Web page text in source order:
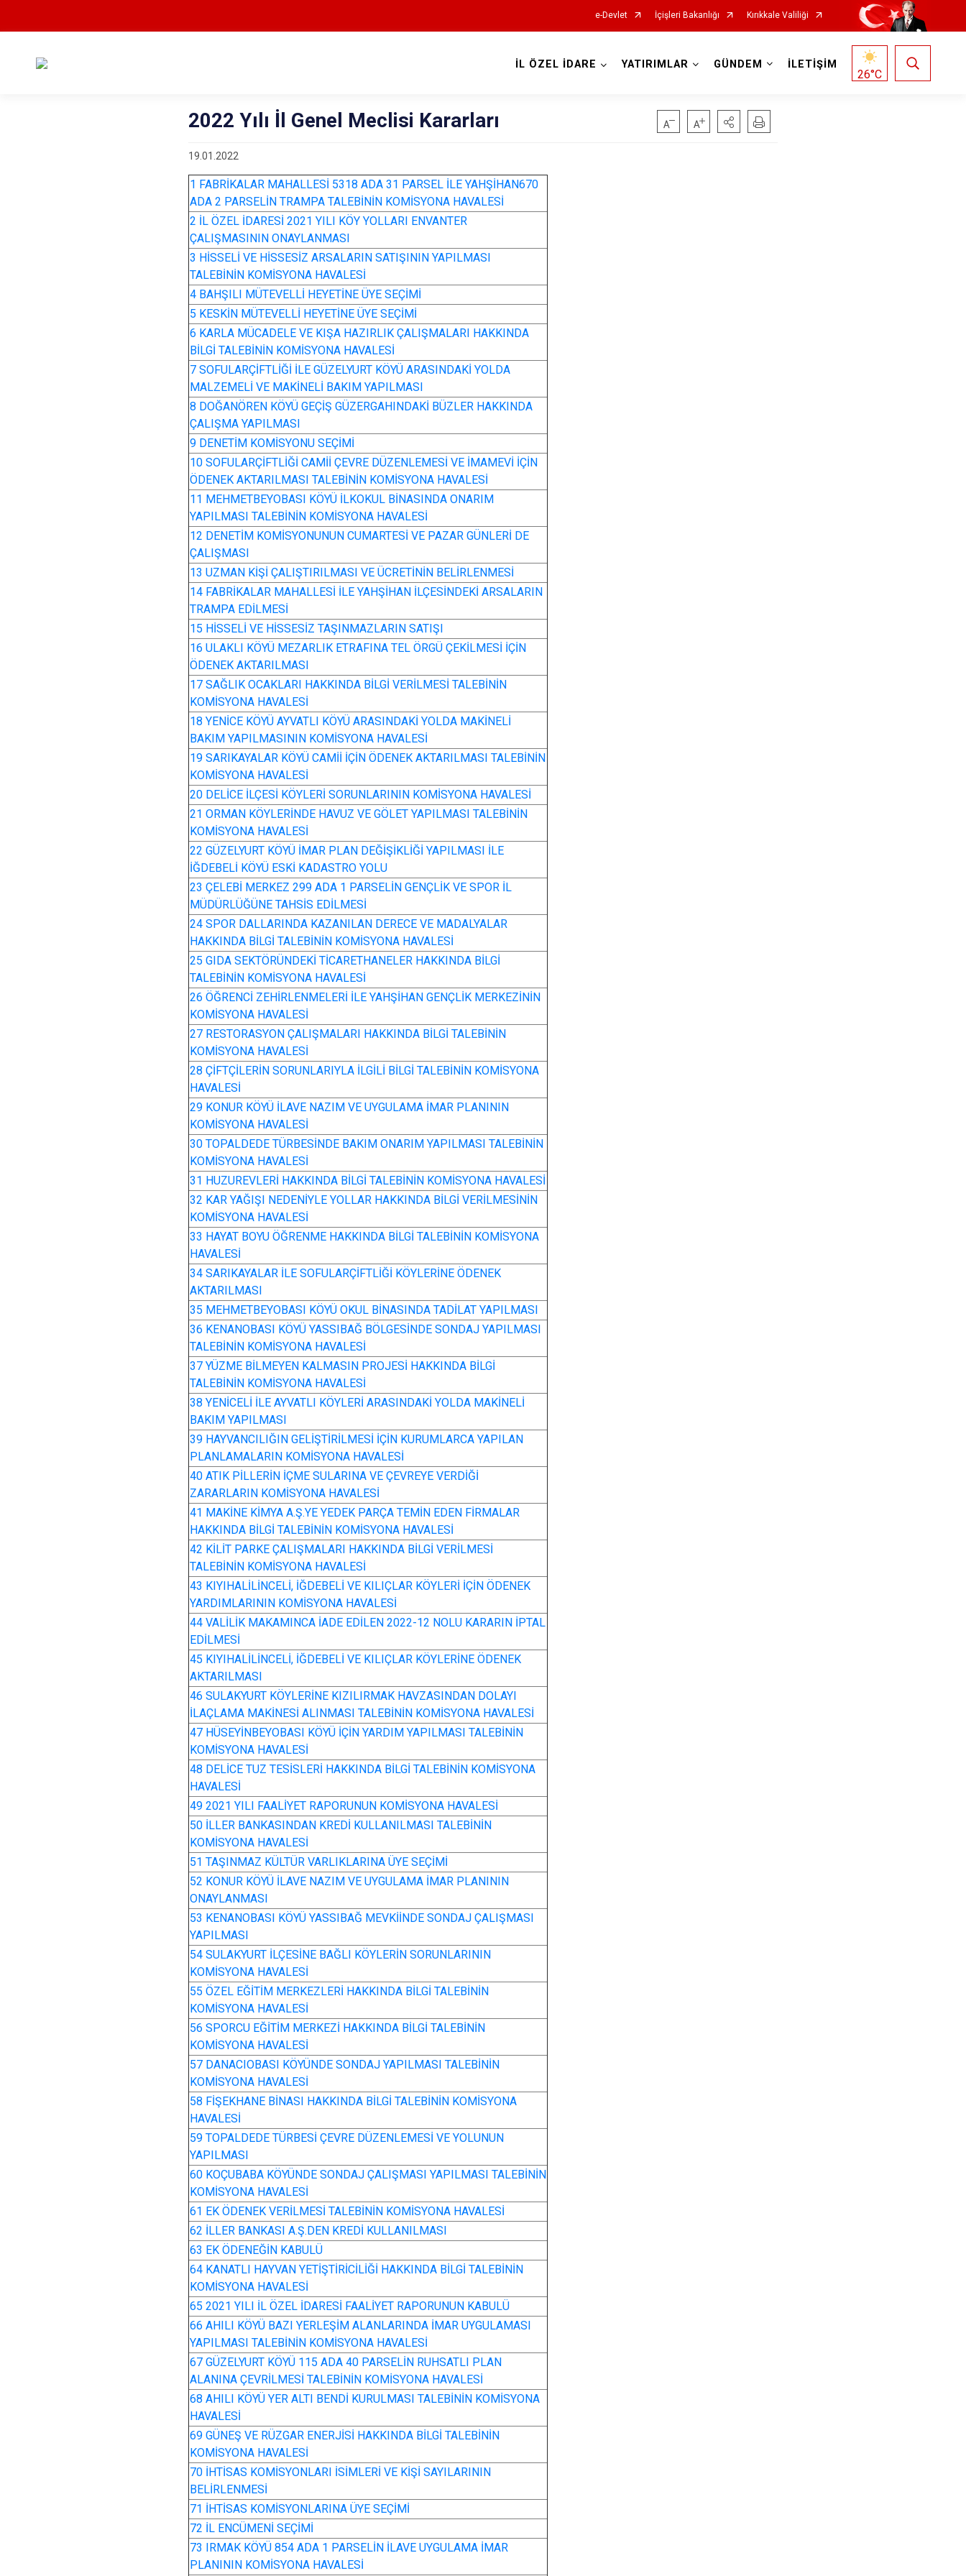
e-Devlet İçişleri Bakanlığı Kırıkkale Valiliği
İL ÖZEL İDARE YATIRIMLAR GÜNDEM İLETİŞİM
26°C
2022 Yılı İl Genel Meclisi Kararları
19.01.2022
1 FABRİKALAR MAHALLESİ 5318 ADA 31 PARSEL İLE YAHŞİHAN670
ADA 2 PARSELİN TRAMPA TALEBİNİN KOMİSYONA HAVALESİ
2 İL ÖZEL İDARESİ 2021 YILI KÖY YOLLARI ENVANTER
ÇALIŞMASININ ONAYLANMASI
3 HİSSELİ VE HİSSESİZ ARSALARIN SATIŞININ YAPILMASI
TALEBİNİN KOMİSYONA HAVALESİ
4 BAHŞILI MÜTEVELLİ HEYETİNE ÜYE SEÇİMİ
5 KESKİN MÜTEVELLİ HEYETİNE ÜYE SEÇİMİ
6 KARLA MÜCADELE VE KIŞA HAZIRLIK ÇALIŞMALARI HAKKINDA
BİLGİ TALEBİNİN KOMİSYONA HAVALESİ
7 SOFULARÇİFTLİĞİ İLE GÜZELYURT KÖYÜ ARASINDAKİ YOLDA
MALZEMELİ VE MAKİNELİ BAKIM YAPILMASI
8 DOĞANÖREN KÖYÜ GEÇİŞ GÜZERGAHINDAKİ BÜZLER HAKKINDA
ÇALIŞMA YAPILMASI
9 DENETİM KOMİSYONU SEÇİMİ
10 SOFULARÇİFTLİĞİ CAMİİ ÇEVRE DÜZENLEMESİ VE İMAMEVİ İÇİN
ÖDENEK AKTARILMASI TALEBİNİN KOMİSYONA HAVALESİ
11 MEHMETBEYOBASI KÖYÜ İLKOKUL BİNASINDA ONARIM
YAPILMASI TALEBİNİN KOMİSYONA HAVALESİ
12 DENETİM KOMİSYONUNUN CUMARTESİ VE PAZAR GÜNLERİ DE
ÇALIŞMASI
13 UZMAN KİŞİ ÇALIŞTIRILMASI VE ÜCRETİNİN BELİRLENMESİ
14 FABRİKALAR MAHALLESİ İLE YAHŞİHAN İLÇESİNDEKİ ARSALARIN
TRAMPA EDİLMESİ
15 HİSSELİ VE HİSSESİZ TAŞINMAZLARIN SATIŞI
16 ULAKLI KÖYÜ MEZARLIK ETRAFINA TEL ÖRGÜ ÇEKİLMESİ İÇİN
ÖDENEK AKTARILMASI
17 SAĞLIK OCAKLARI HAKKINDA BİLGİ VERİLMESİ TALEBİNİN
KOMİSYONA HAVALESİ
18 YENİCE KÖYÜ AYVATLI KÖYÜ ARASINDAKİ YOLDA MAKİNELİ
BAKIM YAPILMASININ KOMİSYONA HAVALESİ
19 SARIKAYALAR KÖYÜ CAMİİ İÇİN ÖDENEK AKTARILMASI TALEBİNİN
KOMİSYONA HAVALESİ
20 DELİCE İLÇESİ KÖYLERİ SORUNLARININ KOMİSYONA HAVALESİ
21 ORMAN KÖYLERİNDE HAVUZ VE GÖLET YAPILMASI TALEBİNİN
KOMİSYONA HAVALESİ
22 GÜZELYURT KÖYÜ İMAR PLAN DEĞİŞİKLİĞİ YAPILMASI İLE
İĞDEBELİ KÖYÜ ESKİ KADASTRO YOLU
23 ÇELEBİ MERKEZ 299 ADA 1 PARSELİN GENÇLİK VE SPOR İL
MÜDÜRLÜĞÜNE TAHSİS EDİLMESİ
24 SPOR DALLARINDA KAZANILAN DERECE VE MADALYALAR
HAKKINDA BİLGİ TALEBİNİN KOMİSYONA HAVALESİ
25 GIDA SEKTÖRÜNDEKİ TİCARETHANELER HAKKINDA BİLGİ
TALEBİNİN KOMİSYONA HAVALESİ
26 ÖĞRENCİ ZEHİRLENMELERİ İLE YAHŞİHAN GENÇLİK MERKEZİNİN
KOMİSYONA HAVALESİ
27 RESTORASYON ÇALIŞMALARI HAKKINDA BİLGİ TALEBİNİN
KOMİSYONA HAVALESİ
28 ÇİFTÇİLERİN SORUNLARIYLA İLGİLİ BİLGİ TALEBİNİN KOMİSYONA
HAVALESİ
29 KONUR KÖYÜ İLAVE NAZIM VE UYGULAMA İMAR PLANININ
KOMİSYONA HAVALESİ
30 TOPALDEDE TÜRBESİNDE BAKIM ONARIM YAPILMASI TALEBİNİN
KOMİSYONA HAVALESİ
31 HUZUREVLERİ HAKKINDA BİLGİ TALEBİNİN KOMİSYONA HAVALESİ
32 KAR YAĞIŞI NEDENİYLE YOLLAR HAKKINDA BİLGİ VERİLMESİNİN
KOMİSYONA HAVALESİ
33 HAYAT BOYU ÖĞRENME HAKKINDA BİLGİ TALEBİNİN KOMİSYONA
HAVALESİ
34 SARIKAYALAR İLE SOFULARÇİFTLİĞİ KÖYLERİNE ÖDENEK
AKTARILMASI
35 MEHMETBEYOBASI KÖYÜ OKUL BİNASINDA TADİLAT YAPILMASI
36 KENANOBASI KÖYÜ YASSIBAĞ BÖLGESİNDE SONDAJ YAPILMASI
TALEBİNİN KOMİSYONA HAVALESİ
37 YÜZME BİLMEYEN KALMASIN PROJESİ HAKKINDA BİLGİ
TALEBİNİN KOMİSYONA HAVALESİ
38 YENİCELİ İLE AYVATLI KÖYLERİ ARASINDAKİ YOLDA MAKİNELİ
BAKIM YAPILMASI
39 HAYVANCILIĞIN GELİŞTİRİLMESİ İÇİN KURUMLARCA YAPILAN
PLANLAMALARIN KOMİSYONA HAVALESİ
40 ATIK PİLLERİN İÇME SULARINA VE ÇEVREYE VERDİĞİ
ZARARLARIN KOMİSYONA HAVALESİ
41 MAKİNE KİMYA A.Ş.YE YEDEK PARÇA TEMİN EDEN FİRMALAR
HAKKINDA BİLGİ TALEBİNİN KOMİSYONA HAVALESİ
42 KİLİT PARKE ÇALIŞMALARI HAKKINDA BİLGİ VERİLMESİ
TALEBİNİN KOMİSYONA HAVALESİ
43 KIYIHALİLİNCELİ, İĞDEBELİ VE KILIÇLAR KÖYLERİ İÇİN ÖDENEK
YARDIMLARININ KOMİSYONA HAVALESİ
44 VALİLİK MAKAMINCA İADE EDİLEN 2022-12 NOLU KARARIN İPTAL
EDİLMESİ
45 KIYIHALİLİNCELİ, İĞDEBELİ VE KILIÇLAR KÖYLERİNE ÖDENEK
AKTARILMASI
46 SULAKYURT KÖYLERİNE KIZILIRMAK HAVZASINDAN DOLAYI
İLAÇLAMA MAKİNESİ ALINMASI TALEBİNİN KOMİSYONA HAVALESİ
47 HÜSEYİNBEYOBASI KÖYÜ İÇİN YARDIM YAPILMASI TALEBİNİN
KOMİSYONA HAVALESİ
48 DELİCE TUZ TESİSLERİ HAKKINDA BİLGİ TALEBİNİN KOMİSYONA
HAVALESİ
49 2021 YILI FAALİYET RAPORUNUN KOMİSYONA HAVALESİ
50 İLLER BANKASINDAN KREDİ KULLANILMASI TALEBİNİN
KOMİSYONA HAVALESİ
51 TAŞINMAZ KÜLTÜR VARLIKLARINA ÜYE SEÇİMİ
52 KONUR KÖYÜ İLAVE NAZIM VE UYGULAMA İMAR PLANININ
ONAYLANMASI
53 KENANOBASI KÖYÜ YASSIBAĞ MEVKİİNDE SONDAJ ÇALIŞMASI
YAPILMASI
54 SULAKYURT İLÇESİNE BAĞLI KÖYLERİN SORUNLARININ
KOMİSYONA HAVALESİ
55 ÖZEL EĞİTİM MERKEZLERİ HAKKINDA BİLGİ TALEBİNİN
KOMİSYONA HAVALESİ
56 SPORCU EĞİTİM MERKEZİ HAKKINDA BİLGİ TALEBİNİN
KOMİSYONA HAVALESİ
57 DANACIOBASI KÖYÜNDE SONDAJ YAPILMASI TALEBİNİN
KOMİSYONA HAVALESİ
58 FİŞEKHANE BİNASI HAKKINDA BİLGİ TALEBİNİN KOMİSYONA
HAVALESİ
59 TOPALDEDE TÜRBESİ ÇEVRE DÜZENLEMESİ VE YOLUNUN
YAPILMASI
60 KOÇUBABA KÖYÜNDE SONDAJ ÇALIŞMASI YAPILMASI TALEBİNİN
KOMİSYONA HAVALESİ
61 EK ÖDENEK VERİLMESİ TALEBİNİN KOMİSYONA HAVALESİ
62 İLLER BANKASI A.Ş.DEN KREDİ KULLANILMASI
63 EK ÖDENEĞİN KABULÜ
64 KANATLI HAYVAN YETİŞTİRİCİLİĞİ HAKKINDA BİLGİ TALEBİNİN
KOMİSYONA HAVALESİ
65 2021 YILI İL ÖZEL İDARESİ FAALİYET RAPORUNUN KABULÜ
66 AHILI KÖYÜ BAZI YERLEŞİM ALANLARINDA İMAR UYGULAMASI
YAPILMASI TALEBİNİN KOMİSYONA HAVALESİ
67 GÜZELYURT KÖYÜ 115 ADA 40 PARSELİN RUHSATLI PLAN
ALANINA ÇEVRİLMESİ TALEBİNİN KOMİSYONA HAVALESİ
68 AHILI KÖYÜ YER ALTI BENDİ KURULMASI TALEBİNİN KOMİSYONA
HAVALESİ
69 GÜNEŞ VE RÜZGAR ENERJİSİ HAKKINDA BİLGİ TALEBİNİN
KOMİSYONA HAVALESİ
70 İHTİSAS KOMİSYONLARI İSİMLERİ VE KİŞİ SAYILARININ
BELİRLENMESİ
71 İHTİSAS KOMİSYONLARINA ÜYE SEÇİMİ
72 İL ENCÜMENİ SEÇİMİ
73 IRMAK KÖYÜ 854 ADA 1 PARSELİN İLAVE UYGULAMA İMAR
PLANININ KOMİSYONA HAVALESİ